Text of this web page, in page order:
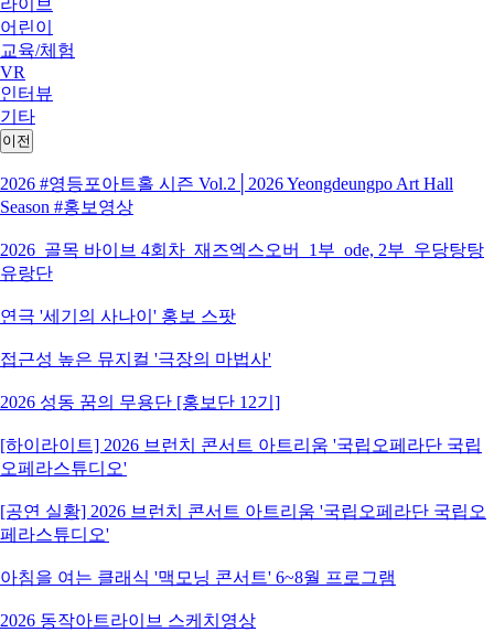
라이브
어린이
교육/체험
VR
인터뷰
기타
이전
2026 #영등포아트홀 시즌 Vol.2│2026 Yeongdeungpo Art Hall
Season #홍보영상
2026_골목 바이브 4회차_재즈엑스오버_1부_ode, 2부_우당탕탕
유랑단
연극 '세기의 사나이' 홍보 스팟
접근성 높은 뮤지컬 '극장의 마법사'
2026 성동 꿈의 무용단 [홍보단 12기]
[하이라이트] 2026 브런치 콘서트 아트리움 '국립오페라단 국립
오페라스튜디오'
[공연 실황] 2026 브런치 콘서트 아트리움 '국립오페라단 국립오
페라스튜디오'
아침을 여는 클래식 '맥모닝 콘서트' 6~8월 프로그램
2026 동작아트라이브 스케치영상